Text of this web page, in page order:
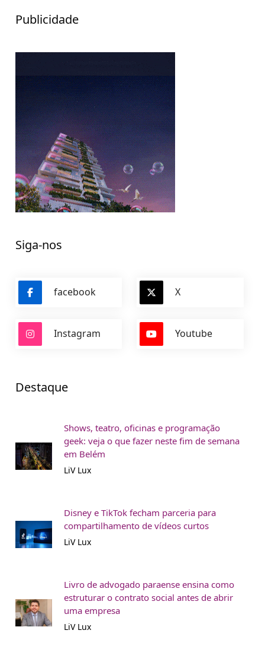
Publicidade
Siga-nos
facebook X
Instagram Youtube
Destaque
Shows, teatro, oficinas e programação
geek: veja o que fazer neste fim de semana
em Belém
LiV Lux
Disney e TikTok fecham parceria para
compartilhamento de vídeos curtos
LiV Lux
Livro de advogado paraense ensina como
estruturar o contrato social antes de abrir
uma empresa
LiV Lux